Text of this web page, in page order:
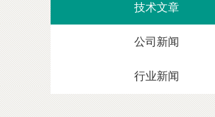
技术文章
公司新闻
行业新闻